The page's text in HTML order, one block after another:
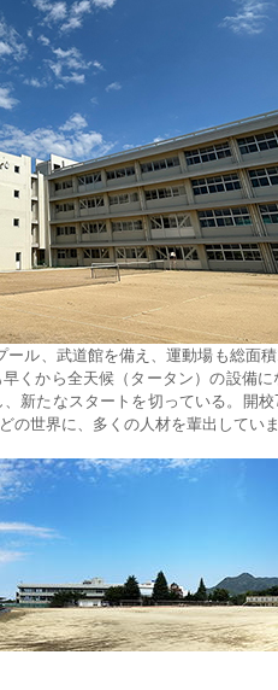
ル、武道館を備え、運動場も総面
くから全天候（タータン）の設備
新たなスタートを切っている。開
の世界に、多くの人材を輩出していま